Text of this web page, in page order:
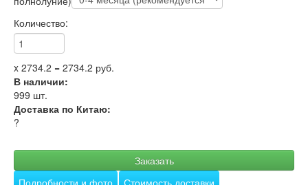
Количество:
x 2734.2 = 2734.2 руб.
В наличии:
999 шт.
Доставка по Китаю:
?
Заказать
Подробности и фото
Стоимость доставки